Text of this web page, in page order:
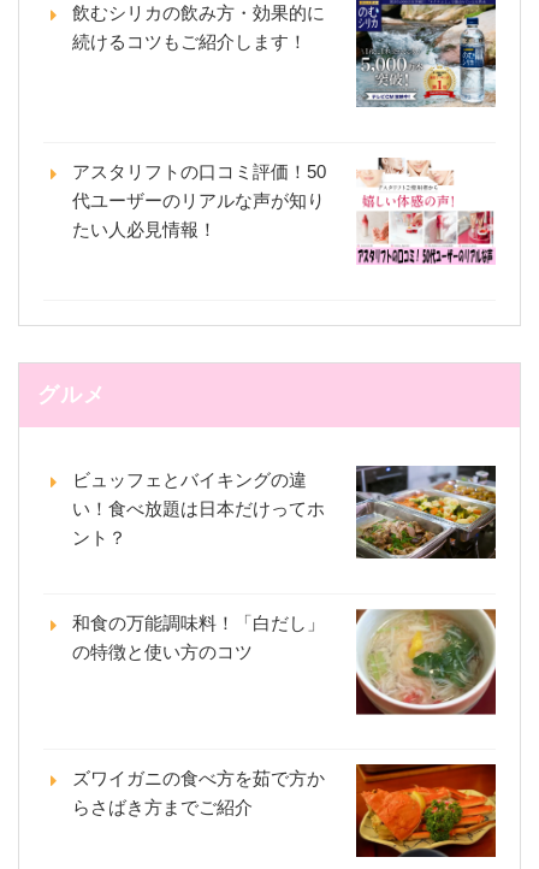
飲むシリカの飲み方・効果的に
続けるコツもご紹介します！
アスタリフトの口コミ評価！50
代ユーザーのリアルな声が知り
たい人必見情報！
グルメ
ビュッフェとバイキングの違
い！食べ放題は日本だけってホ
ント？
和食の万能調味料！「白だし」
の特徴と使い方のコツ
ズワイガニの食べ方を茹で方か
らさばき方までご紹介